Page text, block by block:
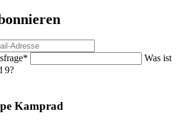
*
Was ist
9?
Kamprad